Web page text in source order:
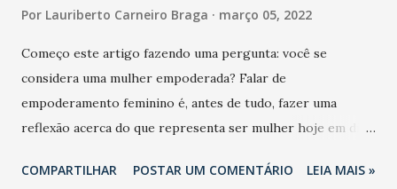
Por Lauriberto Carneiro Braga março 05, 2022
Começo este artigo fazendo uma pergunta: você se
considera uma mulher empoderada? Falar de
empoderamento feminino é, antes de tudo, fazer uma
reflexão acerca do que representa ser mulher hoje em dia.
fazer ou como viver. Então, pode ser que ao terminar de ler
COMPARTILHAR POSTAR UM COMENTÁRIO LEIA MAIS »